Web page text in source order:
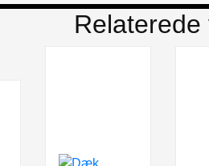
Relaterede